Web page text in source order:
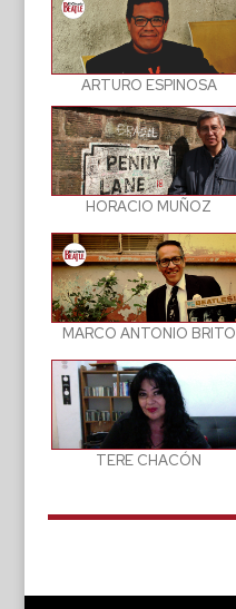
ARTURO ESPINOSA
HORACIO MUÑOZ
MARCO ANTONIO BRITO
TERE CHACÓN